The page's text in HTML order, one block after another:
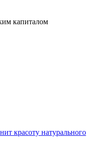
капиталом
красоту натурального